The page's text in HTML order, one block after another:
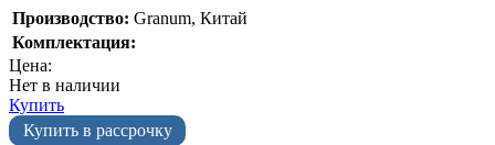
Производство: Granum, Китай
Комплектация:
Цена:
Нет в наличии
Купить
Купить в рассрочку